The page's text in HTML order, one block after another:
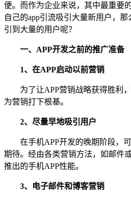
便。而作为企业来说，其中最重要
自己的app引流吸引大量新用户，
引到大量的用户呢？
一、APP开发之前的推广准备
1、在APP启动以前营销
为了让APP营销战略获得胜利
为营销打下根基。
2、尽量早地吸引用户
在手机APP开发的晚期阶段，
期待。经由各类营销方法，如邮件
推出的手机APP性能。
3、电子邮件和博客营销